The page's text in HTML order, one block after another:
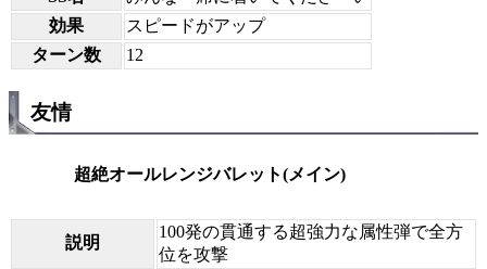
効果
スピードがアップ
ターン数
12
友情
超絶オールレンジバレット(メイン)
説明
100発の貫通する超強力な属性弾で全方
位を攻撃